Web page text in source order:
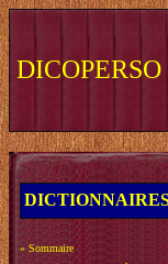
DICOPERSO
» Sommaire